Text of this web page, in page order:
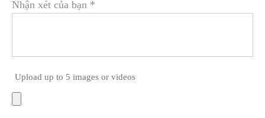
Nhận xét của bạn *
Upload up to 5 images or videos